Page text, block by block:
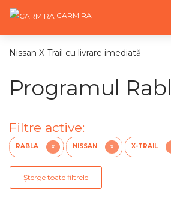
CARMIRA
Nissan X-Trail cu livrare imediată
Programul
Filtre active:
RABLA X NISSAN X X-TRAIL
Șterge toate filtrele